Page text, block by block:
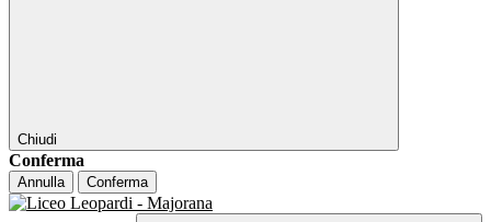
Chiudi
Conferma
Annulla Conferma